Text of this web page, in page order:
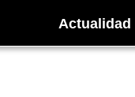
Actualidad